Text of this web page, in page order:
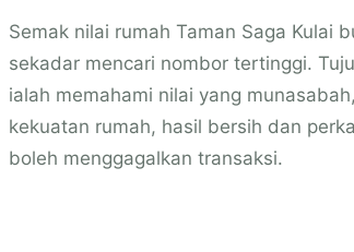
Semak nilai rumah Taman Saga Kulai
sekadar mencari nombor tertinggi.
ialah memahami nilai yang munasabah,
kekuatan rumah, hasil bersih dan
boleh menggagalkan transaksi.